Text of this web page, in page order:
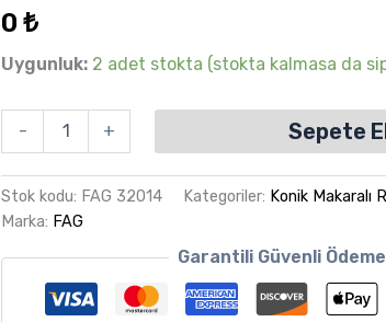
5 üzerinden
aldı
0₺
Uygunluk: 2 adet stokta (stokta kalmasa da
- + Sepete
Stok kodu: FAG 32014 Kategoriler: Konik Makaralı
Marka: FAG
Garantili Güvenli Ödeme